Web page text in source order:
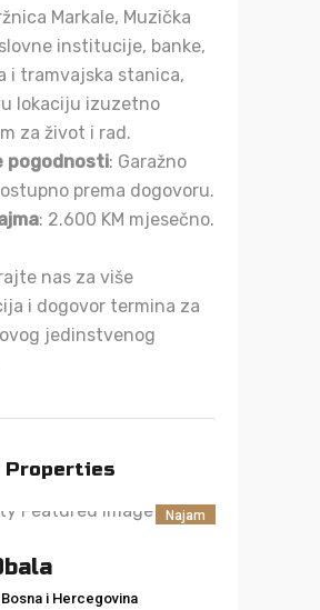
Markale, Muzička
institucije, banke,
i tramvajska stanica,
lokaciju izuzetno
za život i rad.
pogodnosti: Garažno
prema dogovoru.
: 2.600 KM mjesečno.
nas za više
i dogovor termina za
jedinstvenog
Properties
Najam
Bosna i Hercegovina